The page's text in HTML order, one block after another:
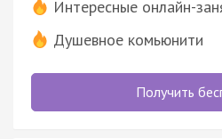
Интересные онлайн-
Душевное комьюнити
Получить